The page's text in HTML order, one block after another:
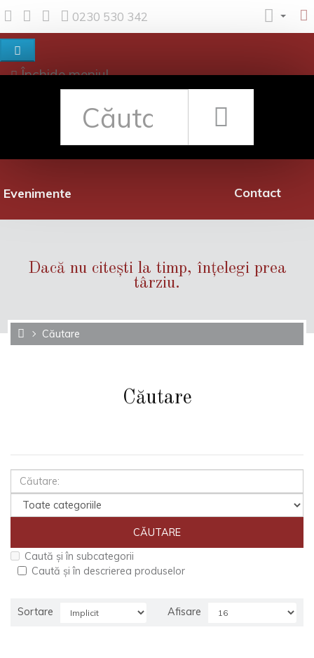
0230 530 342
Închide meniul
Evenimente
Rețea librării
Contact
Dacă nu citești la timp, înțelegi prea
târziu.
Căutare
Căutare
Caută și în subcategorii
Caută și în descrierea produselor
Sortare Afisare